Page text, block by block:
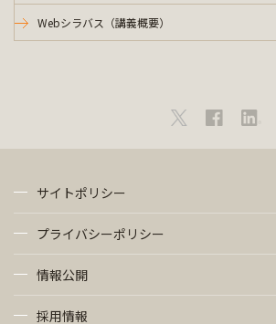
Webシラバス（講義概要）
サイトポリシー
プライバシーポリシー
情報公開
採用情報